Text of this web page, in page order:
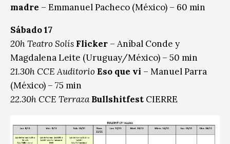
madre – Emmanuel Pacheco (México) – 60 min
Sábado 17
20h Teatro Solís Flicker – Aníbal Conde y
Magdalena Leite (Uruguay/México) – 50 min
21.30h CCE Auditorio Eso que vi – Manuel Parra
(México) – 75 min
22.30h CCE Terraza Bullshitfest CIERRE